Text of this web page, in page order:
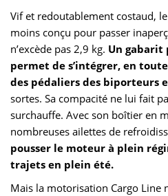
Vif et redoutablement costaud, le
moins conçu pour passer
n’excède pas 2,9 kg. Un gabarit
permet de s’intégrer, en
des pédaliers des biporteurs
sortes. Sa compacité ne lui fait
surchauffe. Avec son boîtier en
nombreuses ailettes de
pousser le moteur à plein
trajets en plein été.
Mais la motorisation Cargo Line